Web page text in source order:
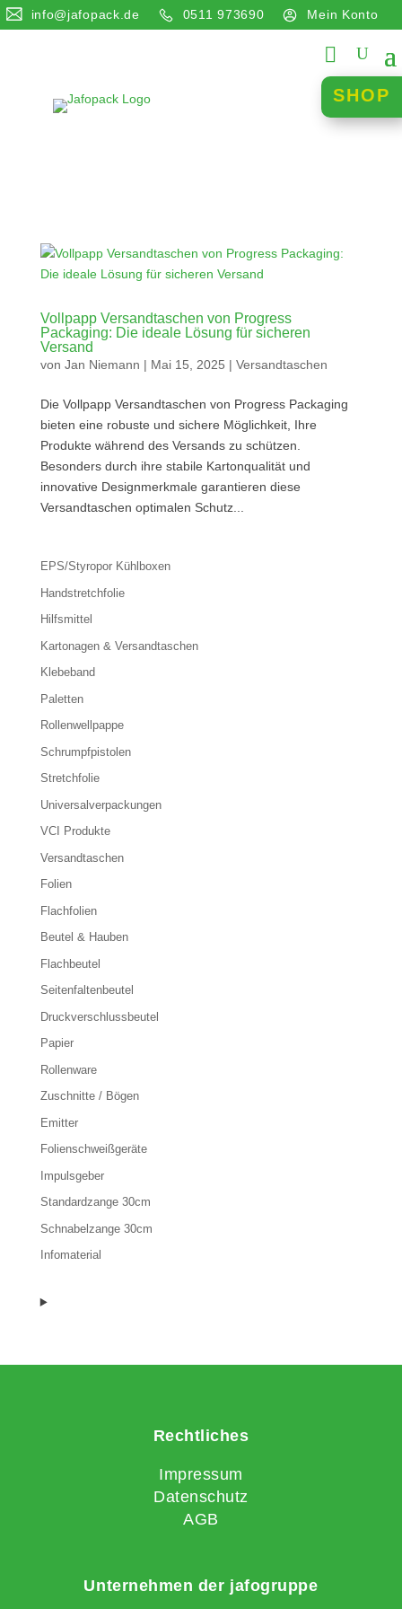
Mein Konto
0511 973690
info@jafopack.de
SHOP
Vollpapp Versandtaschen von Progress
Packaging: Die ideale Lösung für sicheren
Versand
von Jan Niemann | Mai 15, 2025 | Versandtaschen
Die Vollpapp Versandtaschen von Progress Packaging
bieten eine robuste und sichere Möglichkeit, Ihre
Produkte während des Versands zu schützen.
Besonders durch ihre stabile Kartonqualität und
innovative Designmerkmale garantieren diese
Versandtaschen optimalen Schutz...
EPS/Styropor Kühlboxen
Handstretchfolie
Hilfsmittel
Kartonagen & Versandtaschen
Klebeband
Paletten
Rollenwellpappe
Schrumpfpistolen
Stretchfolie
Universalverpackungen
VCI Produkte
Versandtaschen
Folien
Flachfolien
Beutel & Hauben
Flachbeutel
Seitenfaltenbeutel
Druckverschlussbeutel
Papier
Rollenware
Zuschnitte / Bögen
Emitter
Folienschweißgeräte
Impulsgeber
Standardzange 30cm
Schnabelzange 30cm
Infomaterial
Rechtliches
Impressum
Datenschutz
AGB
Unternehmen der jafogruppe